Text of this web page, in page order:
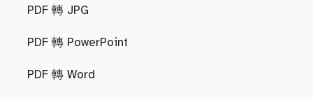
PDF 轉 JPG
PDF 轉 PowerPoint
PDF 轉 Word